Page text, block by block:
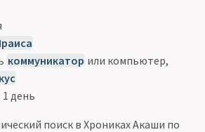
коммуникатор или компьютер,
1 день
поиск в Хрониках Акаши по